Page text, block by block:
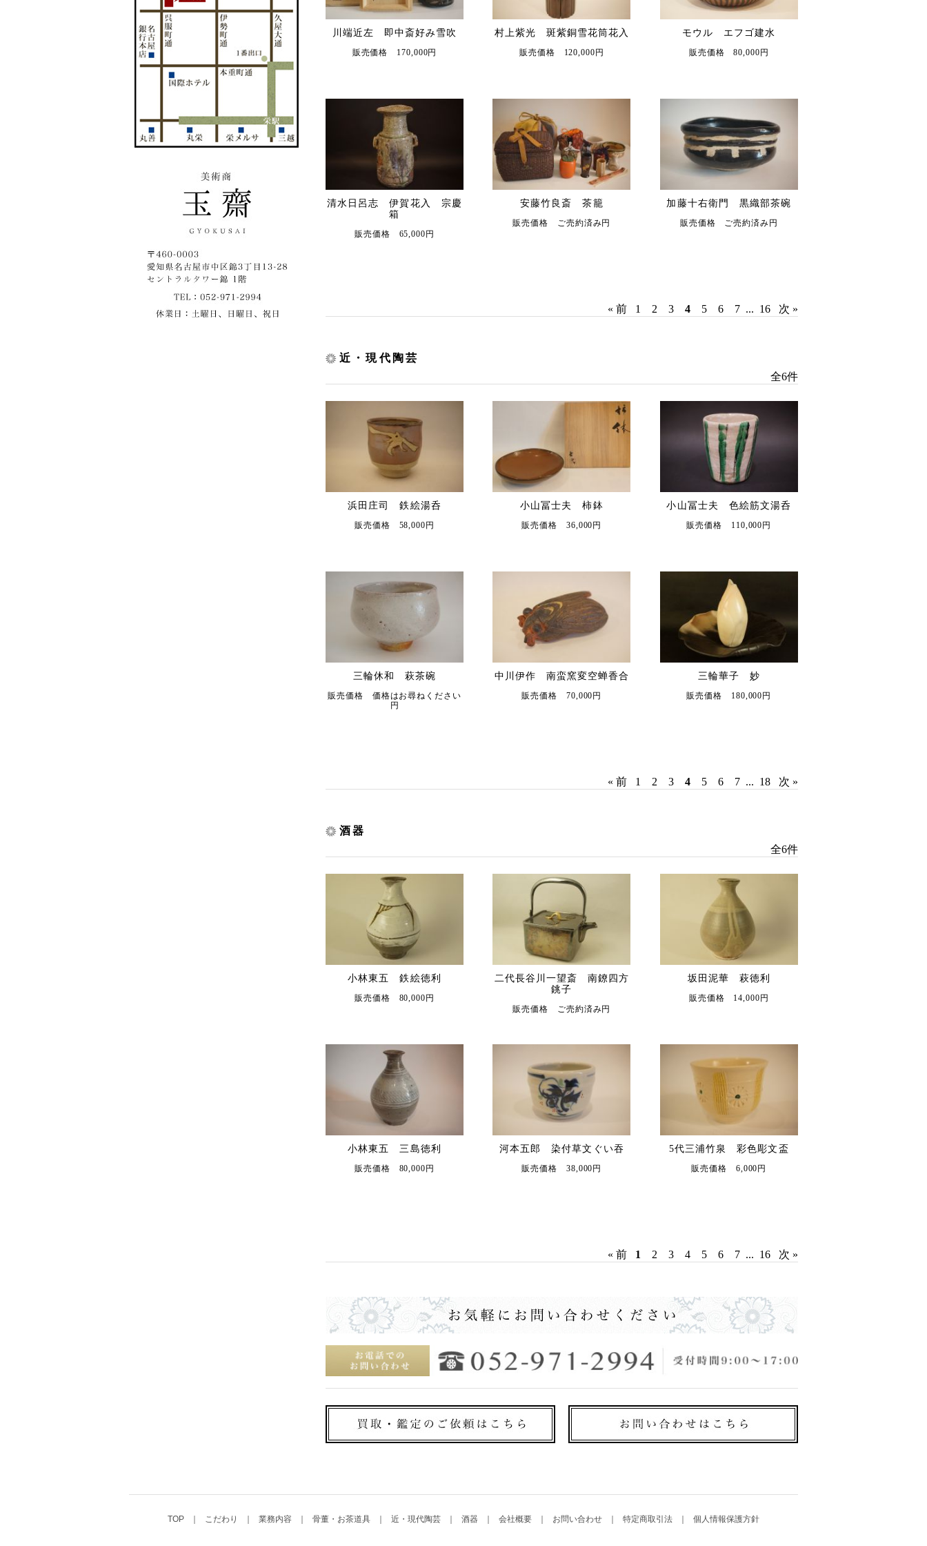
川端近左 即中斎好み雪吹
販売価格 170,000円
村上紫光 斑紫銅雪花筒花入
販売価格 120,000円
モウル エフゴ建水
販売価格 80,000円
清水日呂志 伊賀花入 宗慶
箱
販売価格 65,000円
安藤竹良斎 茶籠
販売価格 ご売約済み円
加藤十右衛門 黒織部茶碗
販売価格 ご売約済み円
« 前 1 2 3 4 5 6 7 ... 16 次 »
近・現代陶芸
全6件
浜田庄司 鉄絵湯呑
販売価格 58,000円
小山冨士夫 柿鉢
販売価格 36,000円
小山冨士夫 色絵筋文湯呑
販売価格 110,000円
三輪休和 萩茶碗
販売価格 価格はお尋ねください
円
中川伊作 南蛮窯変空蝉香合
販売価格 70,000円
三輪華子 妙
販売価格 180,000円
« 前 1 2 3 4 5 6 7 ... 18 次 »
酒器
全6件
小林東五 鉄絵徳利
販売価格 80,000円
二代長谷川一望斎 南鐐四方
銚子
販売価格 ご売約済み円
坂田泥華 萩徳利
販売価格 14,000円
小林東五 三島徳利
販売価格 80,000円
河本五郎 染付草文ぐい吞
販売価格 38,000円
5代三浦竹泉 彩色彫文盃
販売価格 6,000円
« 前 1 2 3 4 5 6 7 ... 16 次 »
TOP こだわり 業務内容 骨董・お茶道具 近・現代陶芸 酒器 会社概要 お問い合わせ 特定商取引法 個人情報保護方針